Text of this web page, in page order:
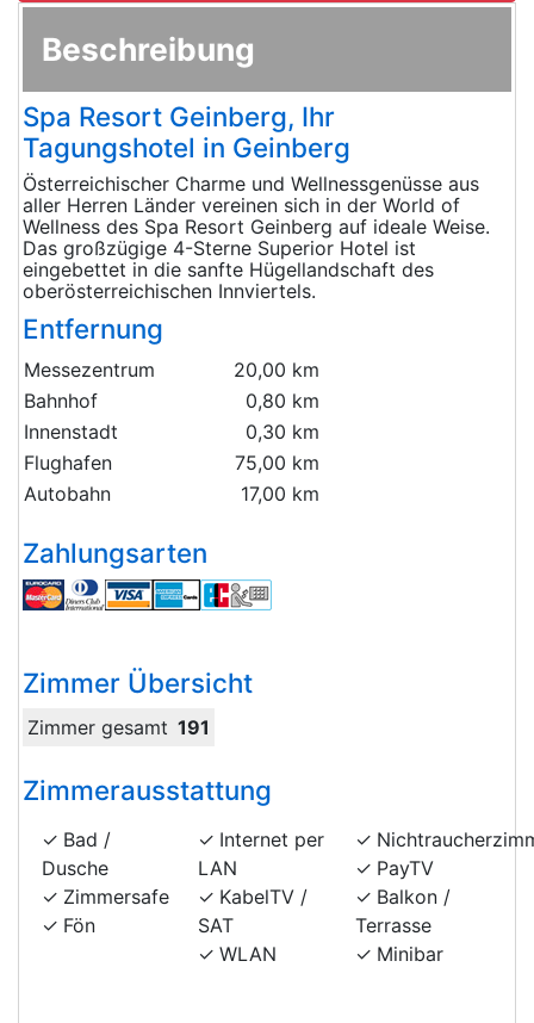
Beschreibung
Spa Resort Geinberg, Ihr
Tagungshotel in Geinberg
Österreichischer Charme und Wellnessgenüsse aus
aller Herren Länder vereinen sich in der World of
Wellness des Spa Resort Geinberg auf ideale Weise.
Das großzügige 4-Sterne Superior Hotel ist
eingebettet in die sanfte Hügellandschaft des
oberösterreichischen Innviertels.
Entfernung
Messezentrum
20,00 km
Bahnhof
0,80 km
Innenstadt
0,30 km
Flughafen
75,00 km
Autobahn
17,00 km
Zahlungsarten
Zimmer Übersicht
Zimmer gesamt 191
Zimmerausstattung
Bad /
Dusche
Zimmersafe
Fön
Internet per
LAN
KabelTV /
SAT
WLAN
PayTV
Balkon /
Terrasse
Minibar